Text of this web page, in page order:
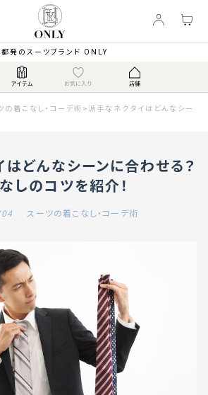
都発のスーツブランド ONLY
の着こなし・コーデ術 > 派手なネクタイはどんなシーン
どんなシーンに合わせる？
しのコツを紹介！
スーツの着こなし・コーデ術